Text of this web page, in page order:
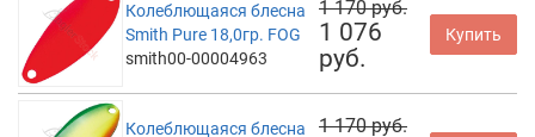
Колеблющаяся блесна
Smith Pure 18,0гр. FOG
smith00-00004963
1 170 руб.
1 076
руб.
Купить
Колеблющаяся блесна 1 170 руб.